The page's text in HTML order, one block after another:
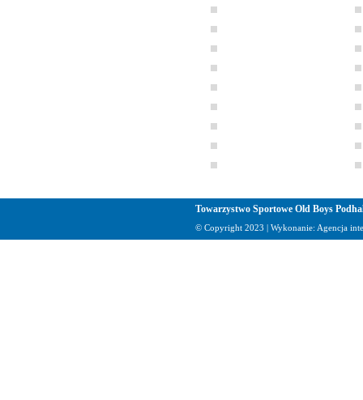
Towarzystwo Sportowe Old Boys
© Copyright 2023 | Wykonanie: Agencja